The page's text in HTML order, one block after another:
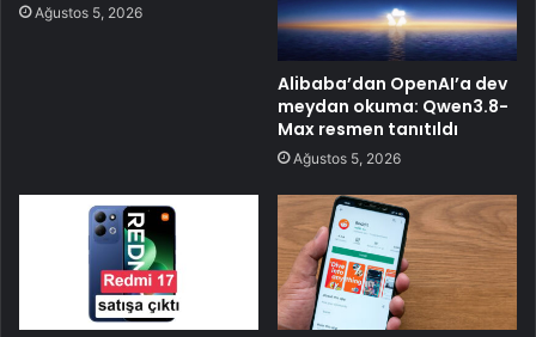
Ağustos 5, 2026
Alibaba’dan OpenAI’a dev
meydan okuma: Qwen3.8-
Max resmen tanıtıldı
Ağustos 5, 2026